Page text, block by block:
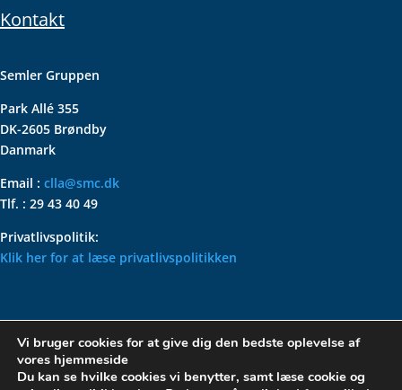
Kontakt
Semler Gruppen
Park Allé 355
DK-2605 Brøndby
Danmark
Email : clla@smc.dk
Tlf. : 29 43 40 49
Privatlivspolitik:
Klik her for at læse privatlivspolitikken
VOLKSWAGEN CLASSIC
PARTS – HOLDER DIN
KLASSISKE VOLKSWAGEN I
Vi bruger cookies for at give dig den bedste oplevelse af
vores hjemmeside
Du kan se hvilke cookies vi benytter, samt læse cookie og